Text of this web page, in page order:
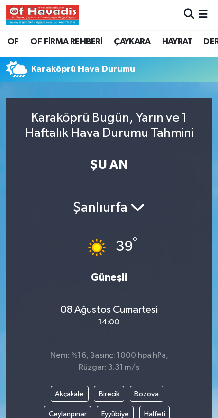
OF OF FİRMA REHBERİ ÇAYKARA HAYRAT
Karaköprü Hava Durumu
Karaköprü Bugün, Yarın ve 1
Haftalık Hava Durumu Tahmini
ŞU AN
Şanlıurfa
39°
Güneşli
08 Ağustos Cumartesi
14:00
Nem: %16, Basınç: 1000 hpa hPa,
Rüzgar: 3.31 m/s
Akçakale Birecik Bozova
Ceylanpınar Eyyübiye Halfeti
Trabzon Nöbetçi Eczaneler
Trabzon Trafik Yoğunluk Haritası
Süper Lig Puan Durumu ve Fikstür